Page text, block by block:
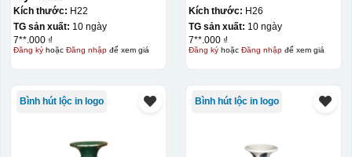
Kích thước: H22
TG sản xuất: 10 ngày
7**.000 ₫
Đăng kýhoặc Đăng nhậpđể xem giá
Kích thước: H26
TG sản xuất: 10 ngày
7**.000 ₫
Đăng kýhoặc Đăng nhậpđể xem giá
Bình hút lộc in logo Bình hút lộc in logo